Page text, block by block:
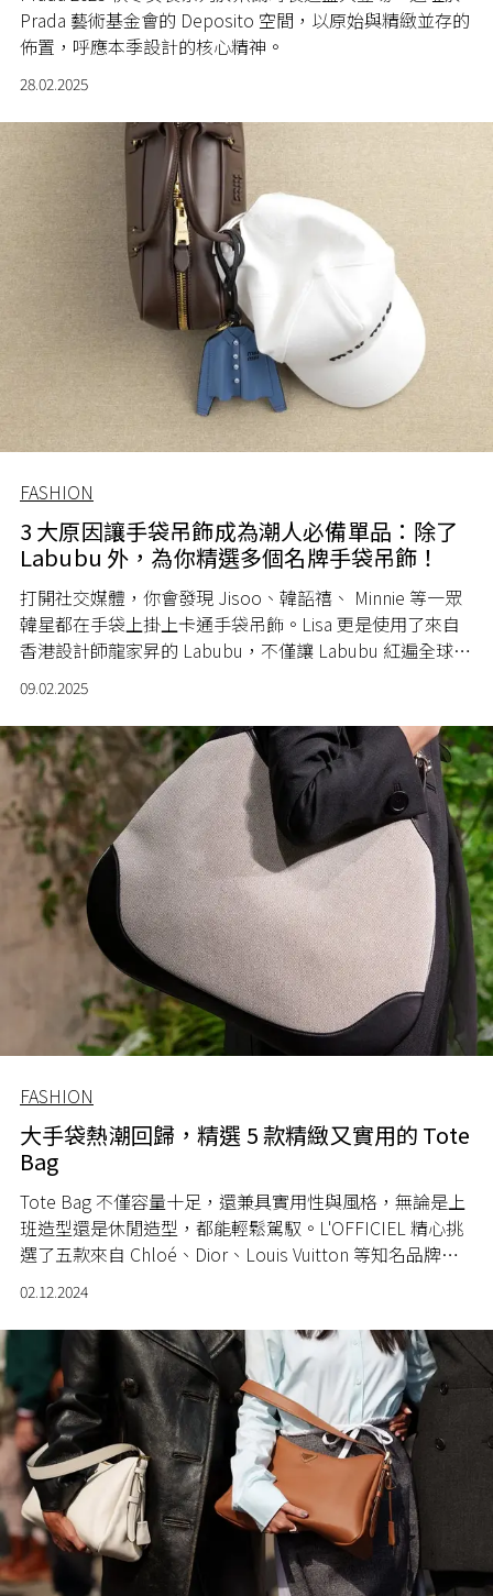
Prada 藝術基金會的 Deposito 空間，以原始與精緻並存的
佈置，呼應本季設計的核心精神。
28.02.2025
FASHION
3 大原因讓手袋吊飾成為潮人必備單品：除了
Labubu 外，為你精選多個名牌手袋吊飾！
打開社交媒體，你會發現 Jisoo、韓韶禧、 Minnie 等一眾
韓星都在手袋上掛上卡通手袋吊飾。Lisa 更是使用了來自
香港設計師龍家昇的 Labubu，不僅讓 Labubu 紅遍全球，
這股手袋吊飾能風靡全球？
09.02.2025
FASHION
大手袋熱潮回歸，精選 5 款精緻又實用的 Tote
Bag
Tote Bag 不僅容量十足，還兼具實用性與風格，無論是上
班造型還是休閒造型，都能輕鬆駕馭。L'OFFICIEL 精心挑
選了五款來自 Chloé、Dior、Louis Vuitton 等知名品牌的
02.12.2024